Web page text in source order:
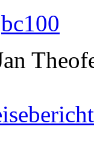
bc100